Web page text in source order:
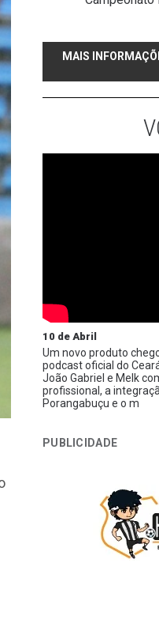
MAIS
10 de Abril
Um novo produto
podcast oficial do
João Gabriel e Melk
profissional, a
Porangabuçu e o m
PUBLICIDADE